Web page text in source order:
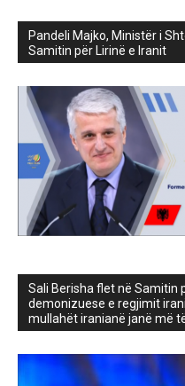
Pandeli Majko, Ministër i
Samitin për Lirinë e Iranit
Sali Berisha flet në Samitin
demonizuese e regjimit
mullahët iranianë janë më